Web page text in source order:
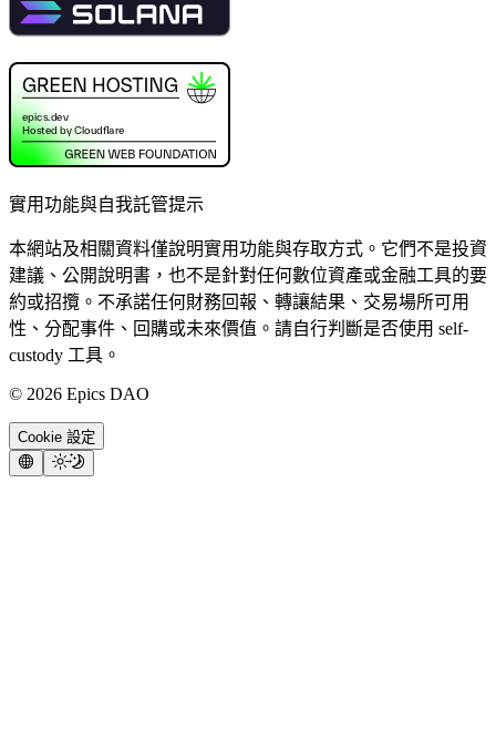
實用功能與自我託管提示
本網站及相關資料僅說明實用功能與存取方式。它們不是投資
建議、公開說明書，也不是針對任何數位資產或金融工具的要
約或招攬。不承諾任何財務回報、轉讓結果、交易場所可用
性、分配事件、回購或未來價值。請自行判斷是否使用 self-
custody 工具。
© 2026 Epics DAO
Cookie 設定